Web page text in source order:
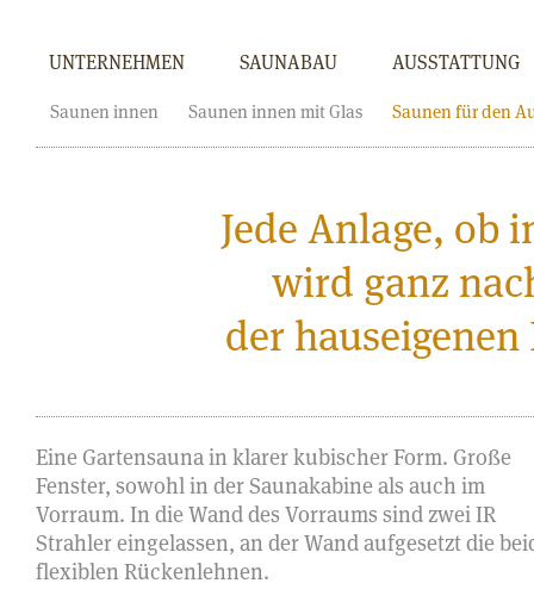
UNTERNEHMEN SAUNABAU AUSSTATTUNG
Saunen innen Saunen innen mit Glas Saunen für den
Jede Anlage, ob
wird ganz
der
Eine Gartensauna in klarer kubischer Form. Große
Fenster, sowohl in der Saunakabine als auch im
Vorraum. In die Wand des Vorraums sind zwei IR
Strahler eingelassen, an der Wand aufgesetzt die
flexiblen Rückenlehnen.